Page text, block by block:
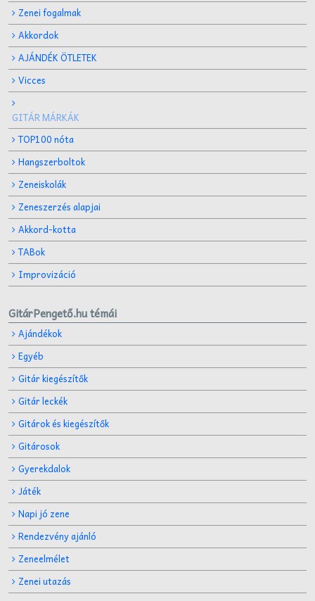
Zenei fogalmak
Akkordok
AJÁNDÉK ÖTLETEK
Vicces
GITÁR MÁRKÁK
TOP100 nóta
Hangszerboltok
Zeneiskolák
Zeneszerzés alapjai
Akkord-kotta
TABok
Improvizáció
GitárPengető.hu témái
Ajándékok
Egyéb
Gitár kiegészítők
Gitár leckék
Gitárok és kiegészítők
Gitárosok
Gyerekdalok
Játék
Napi jó zene
Rendezvény ajánló
Zeneelmélet
Zenei utazás